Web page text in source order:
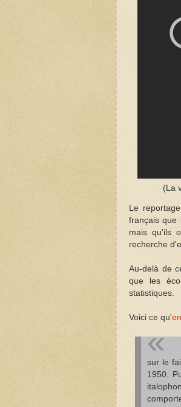
(La
Le
français que
mais qu'ils
recherche
Au-delà de
que les
statistiques.
Voici ce qu'
sur le
1950.